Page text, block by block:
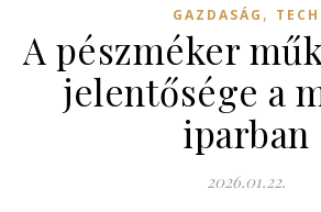
GAZDASÁG , TECH
A pészméker
jelentősége a
iparban
2026.01.22.